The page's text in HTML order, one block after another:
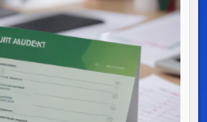
AGILEM
BANKING
DURCH
BPM-
LÖSUNGEN